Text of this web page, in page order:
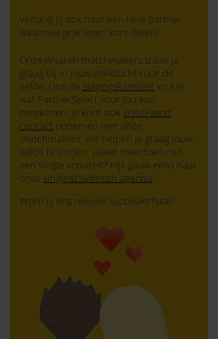
Verlang jij ook naar een lieve partner
waarmee je je leven kunt delen?
Onze ervaren matchmakers staan je
graag bij in jouw zoektocht naar de
liefde. Doe de slagingskanstest en kijk
wat PartnerSelect voor jou kan
betekenen. Je kunt ook vrijblijvend
contact opnemen met onze
matchmakers. We helpen je graag jouw
liefde te vinden. Liever meedoen met
een single activiteit? Kijk gauw eens naar
onze singleactiviteiten agenda.
Word jij ons nieuwe succesverhaal?